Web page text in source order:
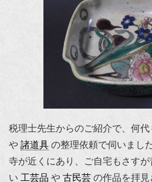
税理士先生からのご紹介で、何
や 諸道具 の整理依頼で伺いまし
寺が近くにあり、ご自宅もさす
い 工芸品 や 古民芸 の作品を拝